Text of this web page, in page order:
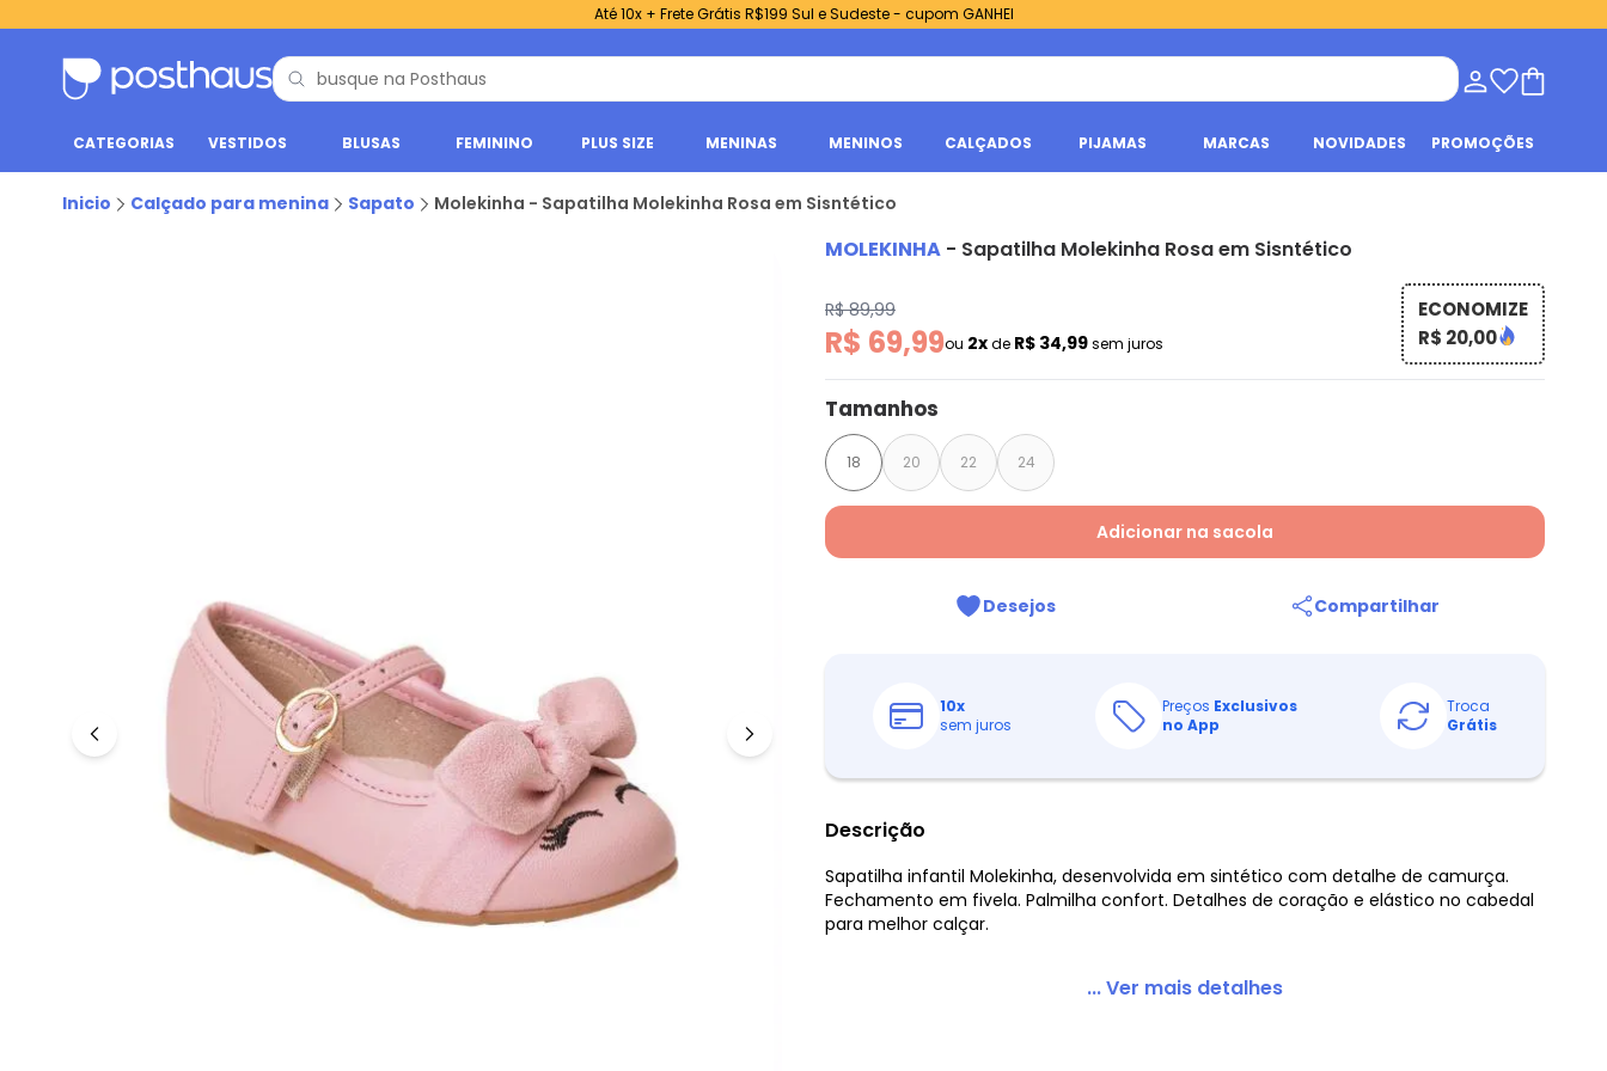
Até 10x + Frete Grátis R$199 Sul e Sudeste - cupom GANHEI
CATEGORIAS VESTIDOS BLUSAS FEMININO PLUS SIZE MENINAS MENINOS CALÇADOS PIJAMAS MARCAS NOVIDADES PROMOÇÕES
Inicio Calçado para menina Sapato Molekinha - Sapatilha Molekinha Rosa em Sisntético
MOLEKINHA - Sapatilha Molekinha Rosa em Sisntético
R$ 89,99
R$ 69,99ou 2xde R$ 34,99sem juros
ECONOMIZE
R$ 20,00
Tamanhos
18 20 22 24
Adicionar na sacola
Desejos Compartilhar
10x
sem juros
Preços Exclusivos
no App
Troca
Grátis
Descrição
Sapatilha infantil Molekinha, desenvolvida em sintético com detalhe de camurça.
Fechamento em fivela. Palmilha confort. Detalhes de coração e elástico no cabedal
para melhor calçar.
... Ver mais detalhes